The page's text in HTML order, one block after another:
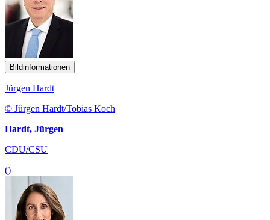
Bildinformationen
Jürgen Hardt
© Jürgen Hardt/Tobias Koch
Hardt, Jürgen
CDU/CSU
()